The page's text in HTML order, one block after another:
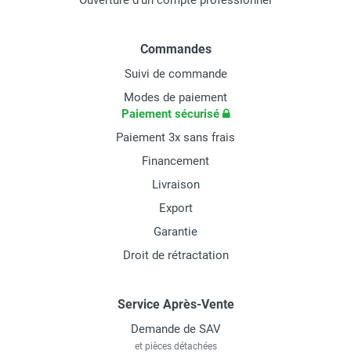
Commandes
Suivi de commande
Modes de paiement
Paiement sécurisé
Paiement 3x sans frais
Financement
Livraison
Export
Garantie
Droit de rétractation
Service Après-Vente
Demande de SAV
et pièces détachées